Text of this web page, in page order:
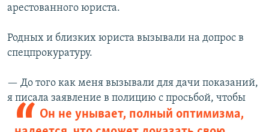
арестованного юриста.
Родных и близких юриста вызывали на допрос в
спецпрокуратуру.
— До того как меня вызывали для дачи показаний,
я писала заявление в
Он не унывает, полный оптимизма,
полицию с просьбой, чтобы